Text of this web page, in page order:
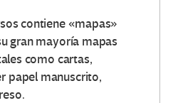
contiene «mapas»
gran mayoría mapas
como cartas,
papel manuscrito,